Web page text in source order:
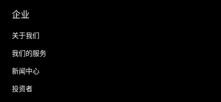
企业
关于我们
我们的服务
新闻中心
投资者